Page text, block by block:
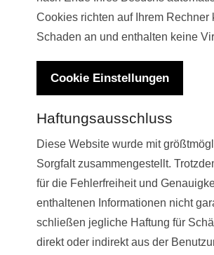
Cookies richten auf Ihrem Rechner
Schaden an und enthalten keine
Cookie Einstellungen
Haftungsausschluss
Diese Website wurde mit
Sorgfalt zusammengestellt.
für die Fehlerfreiheit und
enthaltenen Informationen nicht
schließen jegliche Haftung für
direkt oder indirekt aus der